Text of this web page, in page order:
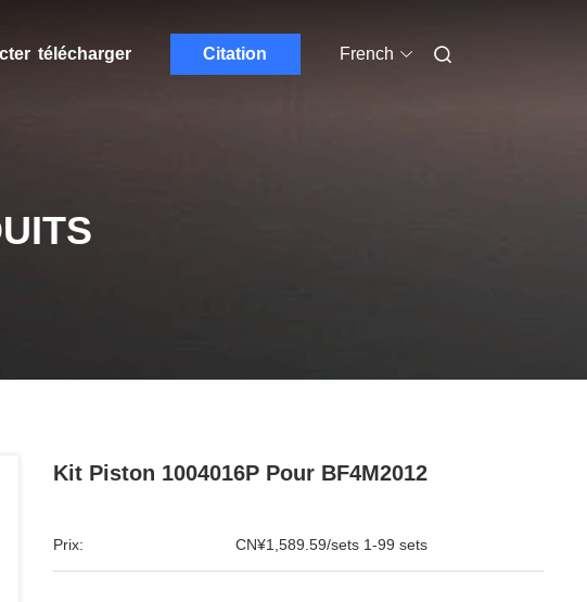
télécharger Citation French
Kit Piston 1004016P Pour BF4M2012
Prix: CN¥1,589.59/sets 1-99 sets